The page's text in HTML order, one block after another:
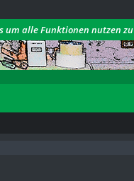
um alle Funktionen nutzen zu